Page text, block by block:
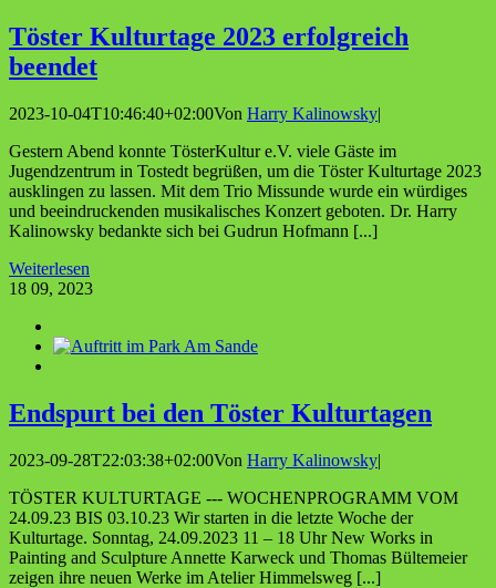
Tös­ter Kul­tur­ta­ge 2023 erfolg­reich
beendet
2023-10-04T10:46:40+02:00Von Harry Kalinowsky|
Gestern Abend konnte TösterKultur e.V. viele Gäste im
Jugendzentrum in Tostedt begrüßen, um die Töster Kulturtage 2023
ausklingen zu lassen. Mit dem Trio Missunde wurde ein würdiges
und beeindruckenden musikalisches Konzert geboten. Dr. Harry
Kalinowsky bedankte sich bei Gudrun Hofmann [...]
Weiterlesen
18 09, 2023
End­spurt bei den Tös­ter Kulturtagen
2023-09-28T22:03:38+02:00Von Harry Kalinowsky|
TÖSTER KULTURTAGE --- WOCHENPROGRAMM VOM
24.09.23 BIS 03.10.23 Wir starten in die letzte Woche der
Kulturtage. Sonntag, 24.09.2023 11 – 18 Uhr New Works in
Painting and Sculpture Annette Karweck und Thomas Bültemeier
zeigen ihre neuen Werke im Atelier Himmelsweg [...]